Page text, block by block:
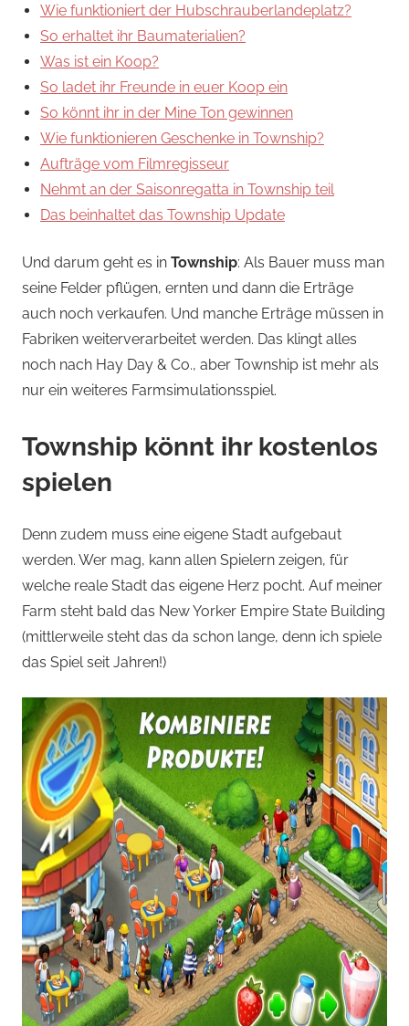
Wie funktioniert der Hubschrauberlandeplatz?
So erhaltet ihr Baumaterialien?
Was ist ein Koop?
So ladet ihr Freunde in euer Koop ein
So könnt ihr in der Mine Ton gewinnen
Wie funktionieren Geschenke in Township?
Aufträge vom Filmregisseur
Nehmt an der Saisonregatta in Township teil
Das beinhaltet das Township Update
Und darum geht es in Township: Als Bauer muss man
seine Felder pflügen, ernten und dann die Erträge
auch noch verkaufen. Und manche Erträge müssen in
Fabriken weiterverarbeitet werden. Das klingt alles
noch nach Hay Day & Co., aber Township ist mehr als
nur ein weiteres Farmsimulationsspiel.
Township könnt ihr kostenlos
spielen
Denn zudem muss eine eigene Stadt aufgebaut
werden. Wer mag, kann allen Spielern zeigen, für
welche reale Stadt das eigene Herz pocht. Auf meiner
Farm steht bald das New Yorker Empire State Building
(mittlerweile steht das da schon lange, denn ich spiele
das Spiel seit Jahren!)